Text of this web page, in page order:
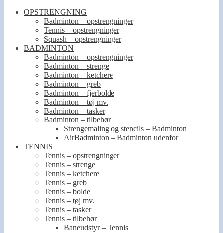
OPSTRENGNING
Badminton – opstrengninger
Tennis – opstrengninger
Squash – opstrengninger
BADMINTON
Badminton – opstrengninger
Badminton – strenge
Badminton – ketchere
Badminton – greb
Badminton – fjerbolde
Badminton – tøj mv.
Badminton – tasker
Badminton – tilbehør
Strengemaling og stencils – Badminton
AirBadminton – Badminton udenfor
TENNIS
Tennis – opstrengninger
Tennis – strenge
Tennis – ketchere
Tennis – greb
Tennis – bolde
Tennis – tøj mv.
Tennis – tasker
Tennis – tilbehør
Baneudstyr – Tennis